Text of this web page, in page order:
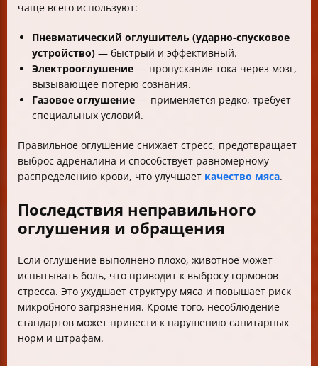
чаще всего используют:
Пневматический оглушитель (ударно-спусковое
устройство) — быстрый и эффективный.
Электрооглушение — пропускание тока через мозг,
вызывающее потерю сознания.
Газовое оглушение — применяется редко, требует
специальных условий.
Правильное оглушение снижает стресс, предотвращает
выброс адреналина и способствует равномерному
распределению крови, что улучшает качество мяса.
Последствия неправильного
оглушения и обращения
Если оглушение выполнено плохо, животное может
испытывать боль, что приводит к выбросу гормонов
стресса. Это ухудшает структуру мяса и повышает риск
микробного загрязнения. Кроме того, несоблюдение
стандартов может привести к нарушению санитарных
норм и штрафам.